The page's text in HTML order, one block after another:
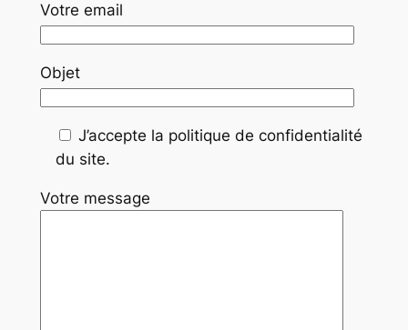
Votre email
Objet
J’accepte la politique de confidentialité
du site.
Votre message